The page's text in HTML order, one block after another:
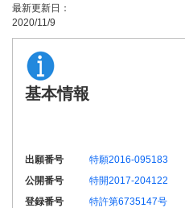
最新更新日：
2020/11/9
基本情報
出願番号
特願2016-095183
公開番号
特開2017-204122
登録番号
特許第6735147号